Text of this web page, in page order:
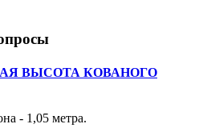
ВЫСОТА КОВАНОГО
- 1,05 метра.